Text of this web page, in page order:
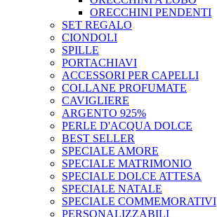
ORECCHINI PENDENTI
SET REGALO
CIONDOLI
SPILLE
PORTACHIAVI
ACCESSORI PER CAPELLI
COLLANE PROFUMATE
CAVIGLIERE
ARGENTO 925%
PERLE D'ACQUA DOLCE
BEST SELLER
SPECIALE AMORE
SPECIALE MATRIMONIO
SPECIALE DOLCE ATTESA
SPECIALE NATALE
SPECIALE COMMEMORATIVI
PERSONALIZZABILI